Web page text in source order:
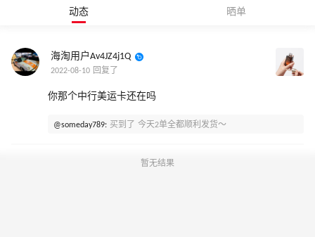
动态 晒单
海淘用户Av4JZ4j1Q
2022-08-10 回复了
你那个中行美运卡还在吗
@someday789: 买到了 今天2单全都顺利发货～
暂无结果